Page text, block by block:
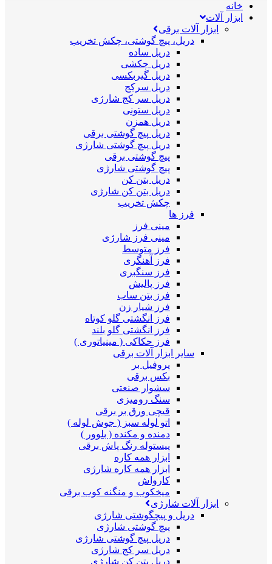
خانه
ابزار آلات
ابزار آلات برقی
دریل، پیچ گوشتی، چکش تخریب
دریل ساده
دریل چکشی
دریل گیربکسی
دریل سرکج
دریل سر کج شارژی
دریل ستونی
دریل همزن
دریل پیچ گوشتی برقی
دریل پیچ گوشتی شارژی
پیچ گوشتی برقی
پیچ گوشتی شارژی
دریل بتن کن
دریل بتن کن شارژی
چکش تخریب
فرز ها
مینی فرز
مینی فرز شارژی
فرز متوسط
فرز آهنگری
فرز سنگبری
فرز پالیش
فرز بتن ساب
فرز شیار زن
فرز انگشتی گلو کوتاه
فرز انگشتی گلو بلند
فرز حکاکی ( مینیاتوری )
سایر ابزار آلات برقی
پروفیل بر
بکس برقی
سشوار صنعتی
سنگ رومیزی
قیچی ورق بر برقی
اتو لوله سبز ( جوش لوله )
دمنده و مکنده ( بلوور )
پیستوله رنگ پاش برقی
ابزار همه کاره
ابزار همه کاره شارژی
کارواش
میخکوب و منگنه کوب برقی
ابزار آلات شارژی
دریل و پیچگوشتی شارژی
پیچ گوشتی شارژی
دریل پیچ گوشتی شارژی
دریل سر کج شارژی
دریل بتن کن شارژی